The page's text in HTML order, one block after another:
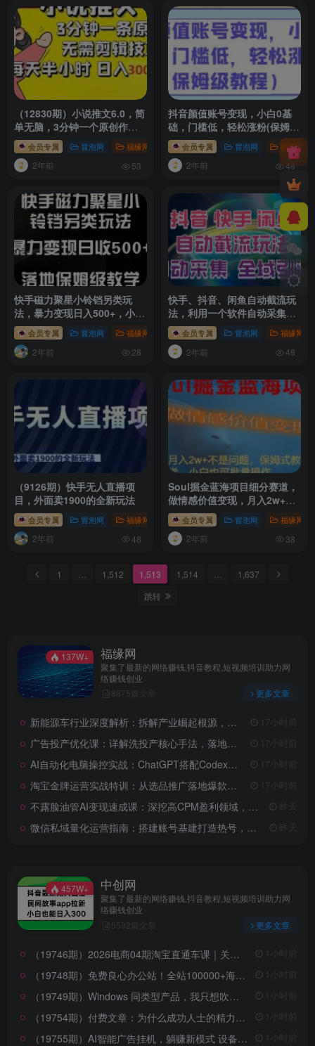
（12830期）小说推文6.0，简
单无脑，3分钟一个原创作
品，每天半小时，日入300-
1000…
会员专属 冒泡网 福缘网
2年前 53
抖音颜值账号变现，小白0基
础，门槛低，​轻松涨粉(保姆级
教程)会员专属 冒泡网 福缘网
2年前 48
快手磁力聚星小铃铛另类玩
法，暴力变现日入500+，小白
轻松上手，落地保姆级教学
会员专属 冒泡网 福缘网
2年前 28
快手、抖音、闲鱼自动截流玩
法，利用一个软件自动采集、
评论、点赞、私信，全域引流
会员专属 冒泡网 福缘网
2年前 48
（9126期）快手无人直播项
目，外面卖1900的全新玩法
会员专属 冒泡网 福缘网
2年前 48
Soul掘金蓝海项目细分赛道，
做情感价值变现，月入2w+不
是问题会员专属 冒泡网 福缘网
2年前 38
1 1,512 1,513 1,514
1,637
跳转
137W+ 福缘网
聚集了最新的网络赚钱,抖音教程,短视频培训助力网
络赚钱创业
8875篇文章
更多文章
新能源车行业深度解析：拆解产业崛起根源，剖析行业内卷与海外贸易争端现状 17小时前
广告投产优化课：详解洗投产核心手法，落地多场景投放提效增收方案 17小时前
AI自动化电脑操控实战：ChatGPT搭配Codex，一键指令远程自动操控电脑完成工作 17小时前
淘宝金牌运营实战特训：从选品推广落地爆款打造，店铺运营全链路拆解 17小时前
不露脸油管AI变现速成课：深挖高CPM盈利领域，零出镜打造YouTube稳定收益账号 昨天
微信私域量化运营指南：搭建账号基建打造热号，脱敏风控规避运营各类高危风险 昨天
457W+ 中创网
聚集了最新的网络赚钱,抖音教程,短视频培训助力网
络赚钱创业
5532篇文章
更多文章
（19746期）2026电商04期淘宝直通车课｜关键词爆打矩阵，多计划低出价，新品爆款差异化投放实操教学 1小时前
（19748期）免费良心办公站！全站100000+海量PPT素材免费下载，每日更新，分类清晰，免注册登录下载 爱PPT网 1小时前
（19749期）Windows 同类型产品，我只想吹爆它！把听歌变成了一场沉浸式视听现场，支持多平台歌单播放 Mineradio 1小时前
（19754期）付费文章：为什么成功人士的精力都很旺盛？ 1小时前
（19755期）AI智能广告挂机，躺赚新模式 设备托管运行，解放双手持续变现 1小时前